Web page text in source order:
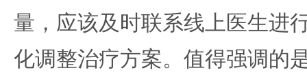
量，应该及时联系线上医生进
化调整治疗方案。值得强调的